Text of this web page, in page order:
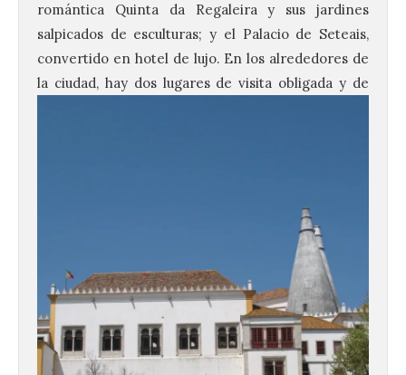
romántica Quinta da Regaleira y sus jardines
salpicados de esculturas; y el Palacio de Seteais,
convertido en hotel de lujo. En los alrededores de
la ciudad, hay dos lugares devisita obligada y de